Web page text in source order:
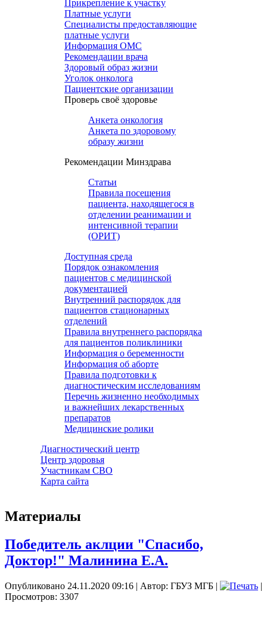
Прикрепление к участку
Платные услуги
Специалисты предоставляющие
платные услуги
Информация ОМС
Рекомендации врача
Здоровый образ жизни
Уголок онколога
Пациентские организации
Проверь своё здоровье
Анкета онкология
Анкета по здоровому
образу жизни
Рекомендации Минздрава
Статьи
Правила посещения
пациента, находящегося в
отделении реанимации и
интенсивной терапии
(ОРИТ)
Доступная среда
Порядок ознакомления
пациентов с медицинской
документацией
Внутренний распорядок для
пациентов стационарных
отделений
Правила внутреннего распорядка
для пациентов поликлиники
Информация о беременности
Информация об аборте
Правила подготовки к
диагностическим исследованиям
Перечнь жизненно необходимых
и важнейших лекарственных
препаратов
Медицинские ролики
Диагностический центр
Центр здоровья
Участникам СВО
Карта сайта
Материалы
Победитель аклции "Спасибо,
Доктор!" Малинина Е.А.
Опубликовано 24.11.2020 09:16 | Автор: ГБУЗ МГБ |
|
Просмотров: 3307